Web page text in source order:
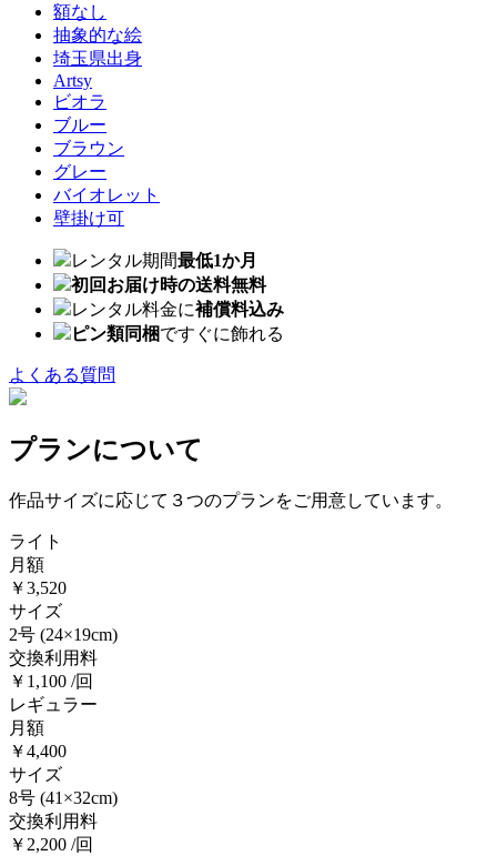
額なし
抽象的な絵
埼玉県出身
Artsy
ビオラ
ブルー
ブラウン
グレー
バイオレット
壁掛け可
レンタル期間最低1か月
初回お届け時の送料無料
レンタル料金に補償料込み
ピン類同梱ですぐに飾れる
よくある質問
プランについて
作品サイズに応じて３つのプランをご用意しています。
ライト
月額
￥3,520
サイズ
2号 (24×19cm)
交換利用料
￥1,100 /回
レギュラー
月額
￥4,400
サイズ
8号 (41×32cm)
交換利用料
￥2,200 /回